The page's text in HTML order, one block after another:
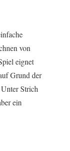
von
eignet
Grund der
Strich
ein